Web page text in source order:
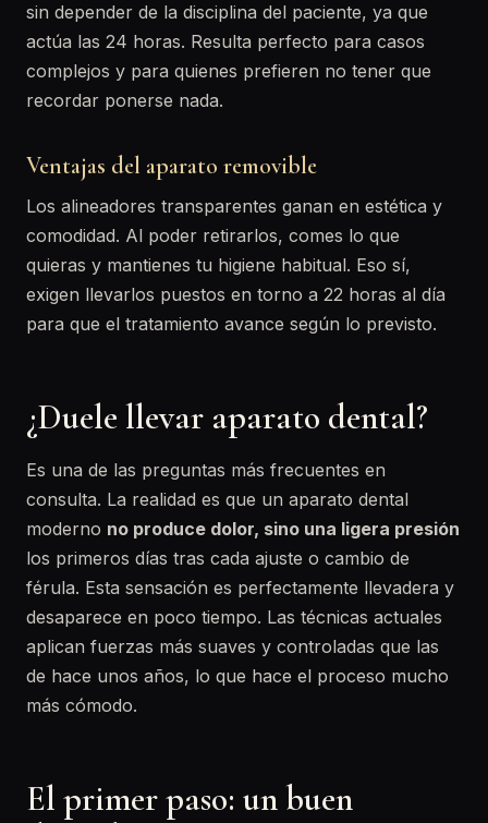
sin depender de la disciplina del paciente, ya que
actúa las 24 horas. Resulta perfecto para casos
complejos y para quienes prefieren no tener que
recordar ponerse nada.
Ventajas del aparato removible
Los alineadores transparentes ganan en estética y
comodidad. Al poder retirarlos, comes lo que
quieras y mantienes tu higiene habitual. Eso sí,
exigen llevarlos puestos en torno a 22 horas al día
para que el tratamiento avance según lo previsto.
¿Duele llevar aparato dental?
Es una de las preguntas más frecuentes en
consulta. La realidad es que un aparato dental
moderno no produce dolor, sino una ligera presión
los primeros días tras cada ajuste o cambio de
férula. Esta sensación es perfectamente llevadera y
desaparece en poco tiempo. Las técnicas actuales
aplican fuerzas más suaves y controladas que las
de hace unos años, lo que hace el proceso mucho
más cómodo.
El primer paso: un buen